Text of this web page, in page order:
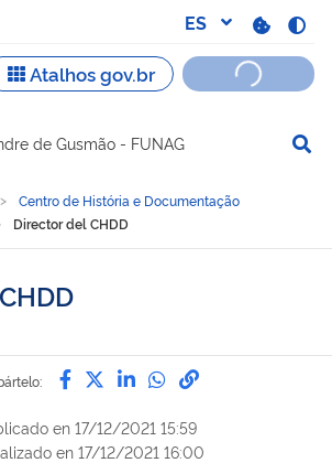
de navegação
de Gusmão - FUNAG
Centro de História e Documentação
Director del CHDD
Compártelo por Facebook
Compártelo por Twitter
Compártelo por
Compártelo por
Enlace para
en 17/12/2021 15:59
en 17/12/2021 16:00